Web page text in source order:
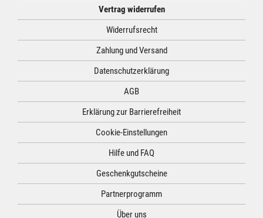
Vertrag widerrufen
Widerrufsrecht
Zahlung und Versand
Datenschutzerklärung
AGB
Erklärung zur Barrierefreiheit
Cookie-Einstellungen
Hilfe und FAQ
Geschenkgutscheine
Partnerprogramm
Über uns